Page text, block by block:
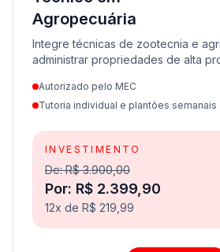
Agropecuária
Integre técnicas de zootecnia e
administrar propriedades de alta
Autorizado pelo MEC
Tutoria individual e plantões semanais
INVESTIMENTO
De: R$ 3.900,00
Por: R$ 2.399,90
12x de R$ 219,99